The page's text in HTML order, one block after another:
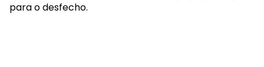
para o desfecho.